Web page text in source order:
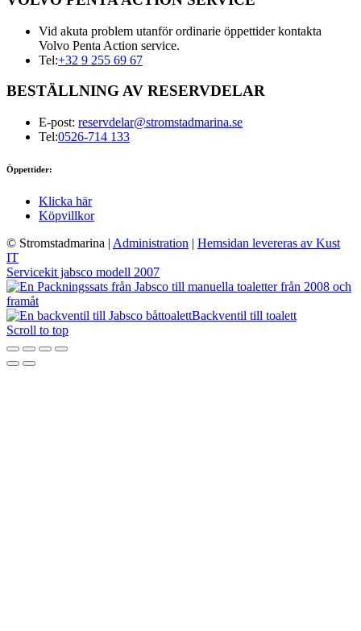
Vid akuta problem utanför ordinarie öppettider kontakta
Volvo Penta Action service.
Tel:+32 9 255 69 67
BESTÄLLNING AV RESERVDELAR
E-post: reservdelar@stromstadmarina.se
Tel:0526-714 133
Öppettider:
Klicka här
Köpvillkor
© Stromstadmarina | Administration | Hemsidan levereras av Kust
IT
Servicekit jabsco modell 2007
Backventil till toalett
Scroll to top